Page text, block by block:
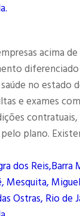
acima
diferenciado
no estado
e exames
plano.
dos Reis,Barra
Mesquita,
Ostras, Rio